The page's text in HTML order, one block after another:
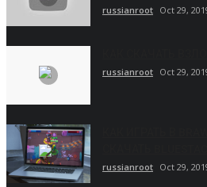
russianroot Oct 29,
russianroot Oct 29,
russianroot Oct 29,